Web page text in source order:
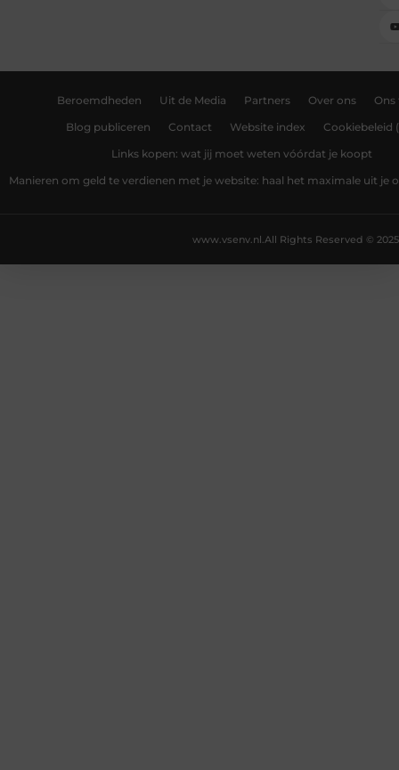
Beroemdheden Uit de Media Partners Over ons Ons
Blog publiceren Contact Website index Cookiebeleid
Links kopen: wat jij moet weten vóórdat je koopt
Manieren om geld te verdienen met je website: haal het maximale uit je
All Rights Reserved © 2025
www.vsenv.nl.